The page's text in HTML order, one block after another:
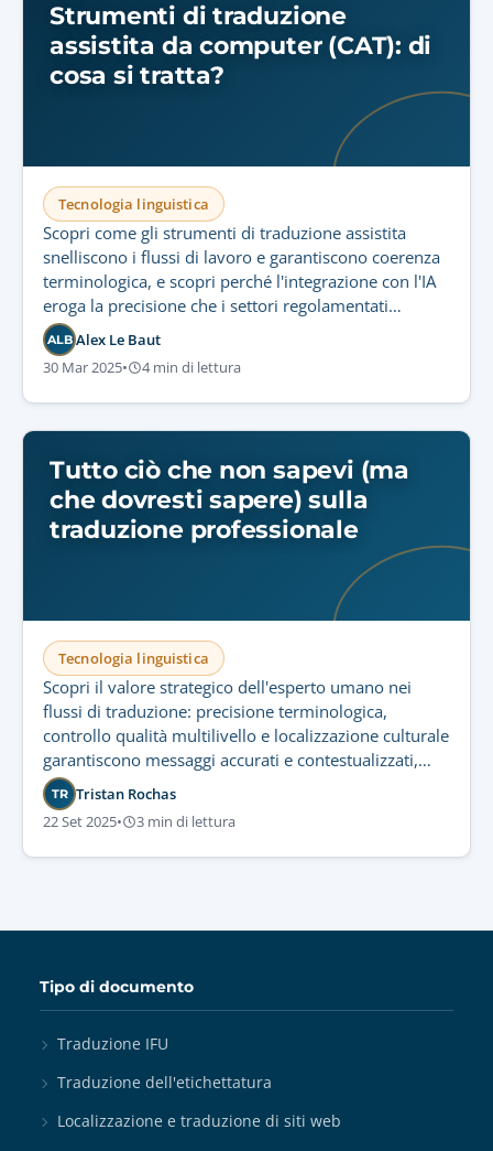
Strumenti di traduzione
assistita da computer (CAT): di
cosa si tratta?
Tecnologia linguistica
Scopri come gli strumenti di traduzione assistita
snelliscono i flussi di lavoro e garantiscono coerenza
terminologica, e scopri perché l'integrazione con l'IA
eroga la precisione che i settori regolamentati
richiedono.
ALB Alex Le Baut
30 Mar 2025• 4 min di lettura
Tutto ciò che non sapevi (ma
che dovresti sapere) sulla
traduzione professionale
Tecnologia linguistica
Scopri il valore strategico dell'esperto umano nei
flussi di traduzione: precisione terminologica,
controllo qualità multilivello e localizzazione culturale
garantiscono messaggi accurati e contestualizzati,
inaccessibili alla sola tecnologia.
TR Tristan Rochas
22 Set 2025• 3 min di lettura
Tipo di documento
Traduzione IFU
Traduzione dell'etichettatura
Localizzazione e traduzione di siti web